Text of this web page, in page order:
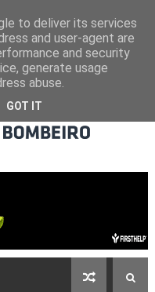
to deliver its services
and user-agent are
and security
generate usage
abuse.
GOT IT